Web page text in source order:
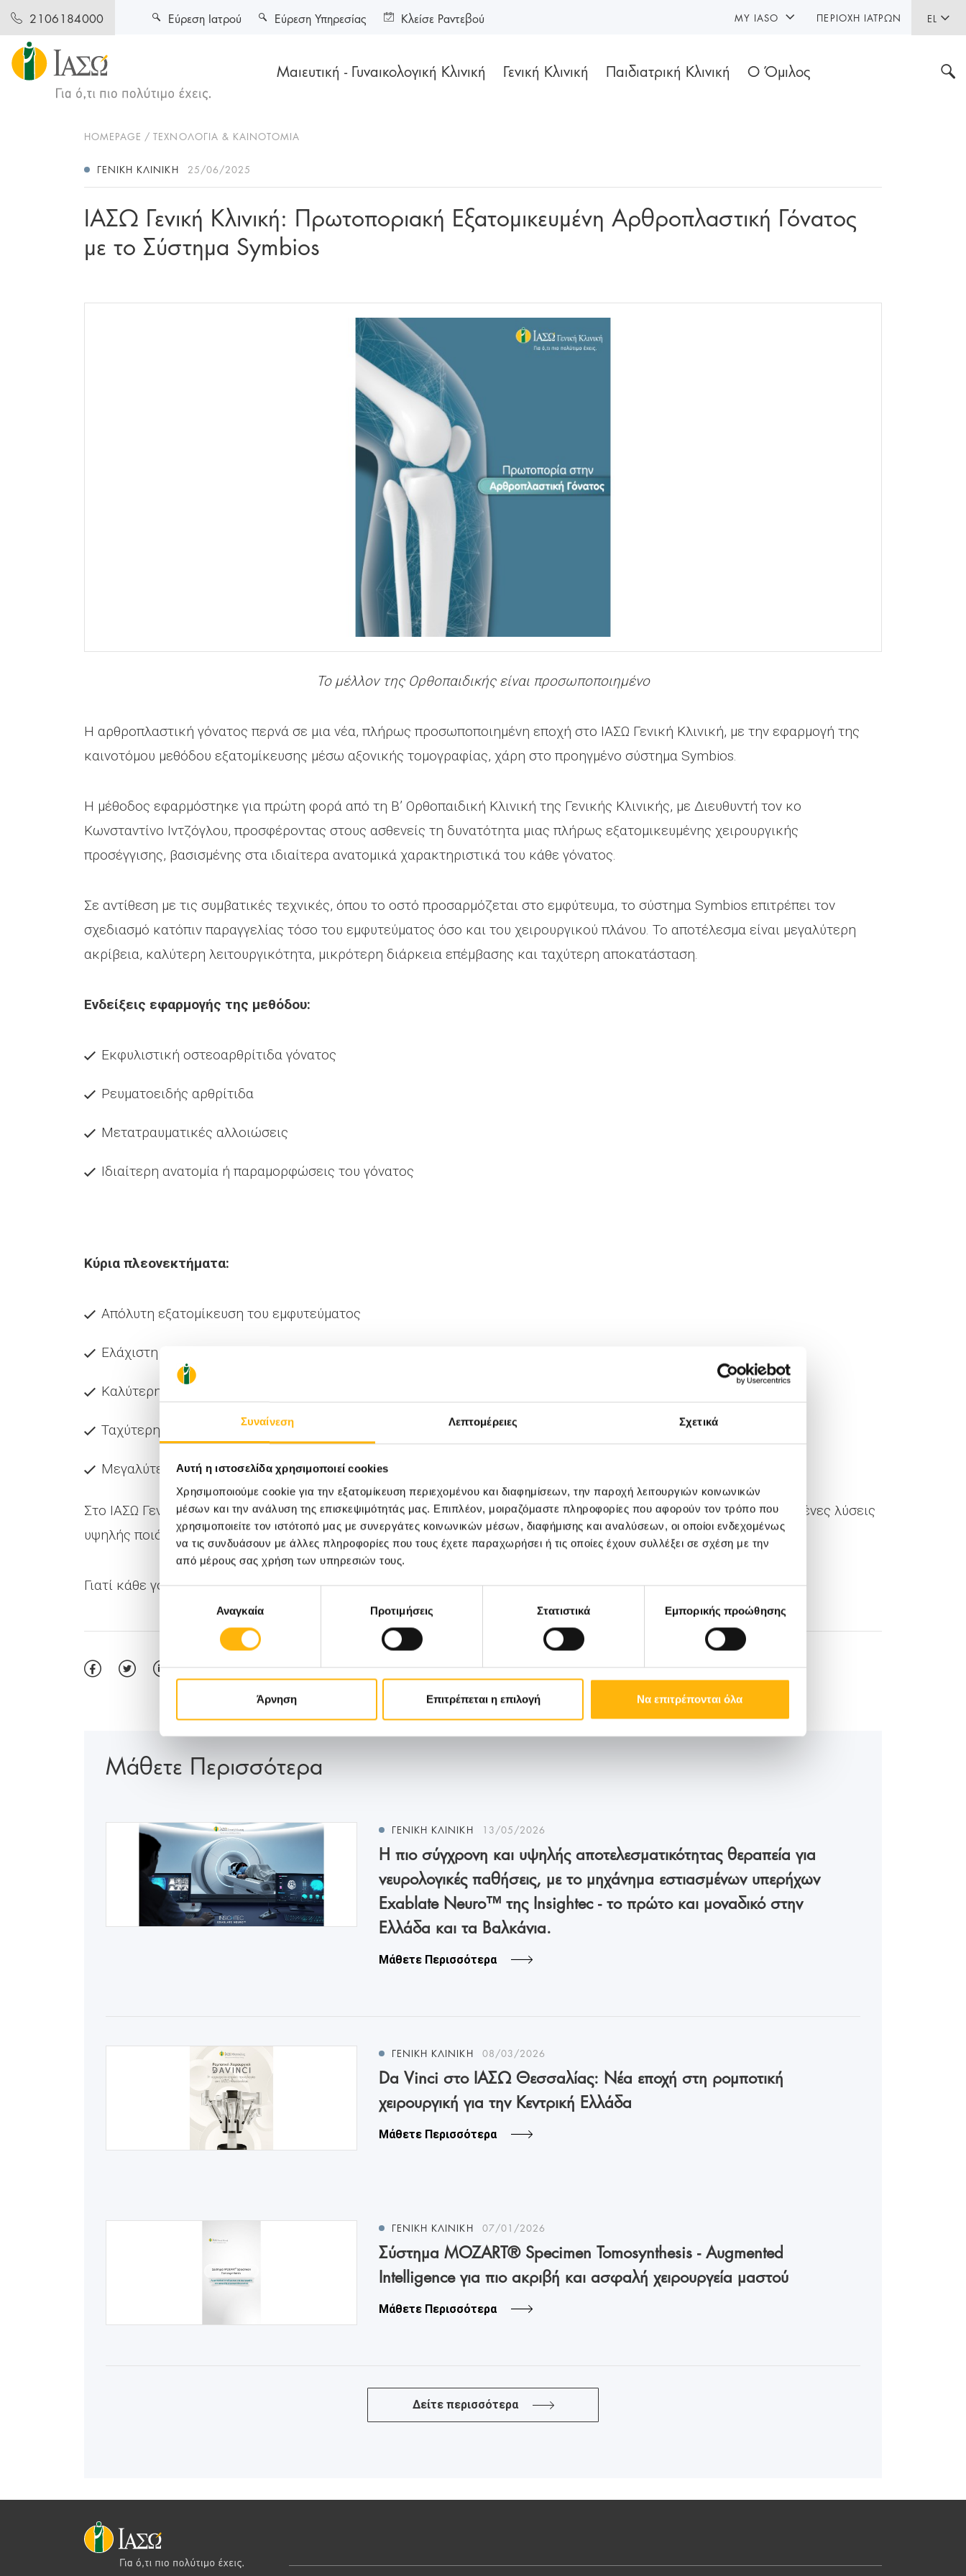
Συναίνεση Λεπτομέρειες Σχετικά
Αυτή η ιστοσελίδα χρησιμοποιεί cookies
Χρησιμοποιούμε cookie για την εξατομίκευση περιεχομένου και διαφημίσεων, την παροχή λειτουργιών κοινωνικών
μέσων και την ανάλυση της επισκεψιμότητάς μας. Επιπλέον, μοιραζόμαστε πληροφορίες που αφορούν τον τρόπο που
χρησιμοποιείτε τον ιστότοπό μας με συνεργάτες κοινωνικών μέσων, διαφήμισης και αναλύσεων, οι οποίοι ενδεχομένως
να τις συνδυάσουν με άλλες πληροφορίες που τους έχετε παραχωρήσει ή τις οποίες έχουν συλλέξει σε σχέση με την
από μέρους σας χρήση των υπηρεσιών τους.
Επιλογή
συγκατάθεσηςΑναγκαία Προτιμήσεις Στατιστικά Εμπορικής προώθησης
Άρνηση Επιτρέπεται η επιλογή Να επιτρέπονται όλα
2106184000 EL
Μαιευτική - Γυναικολογική Κλινική Γενική Κλινική Παιδιατρική Κλινική Ο Όμιλος
Εύρεση Ιατρού Εύρεση Υπηρεσίας Κλείσε Ραντεβού MY IASO ΠΕΡΙΟΧΉ ΙΑΤΡΏΝ
HOMEPAGE ΤΕΧΝΟΛΟΓΙΑ & ΚΑΙΝΟΤΟΜΙΑ
ΓΕΝΙΚΉ ΚΛΙΝΙΚΉ 25/06/2025
ΙΑΣΩ Γενική Κλινική: Πρωτοποριακή Εξατομικευμένη Αρθροπλαστική Γόνατος
με το Σύστημα Symbios
Το μέλλον της Ορθοπαιδικής είναι προσωποποιημένο
Η αρθροπλαστική γόνατος περνά σε μια νέα, πλήρως προσωποποιημένη εποχή στο ΙΑΣΩ Γενική Κλινική, με την εφαρμογή της
καινοτόμου μεθόδου εξατομίκευσης μέσω αξονικής τομογραφίας, χάρη στο προηγμένο σύστημα Symbios.
Η μέθοδος εφαρμόστηκε για πρώτη φορά από τη Β’ Ορθοπαιδική Κλινική της Γενικής Κλινικής, με Διευθυντή τον κο
Κωνσταντίνο Ιντζόγλου, προσφέροντας στους ασθενείς τη δυνατότητα μιας πλήρως εξατομικευμένης χειρουργικής
προσέγγισης, βασισμένης στα ιδιαίτερα ανατομικά χαρακτηριστικά του κάθε γόνατος.
Σε αντίθεση με τις συμβατικές τεχνικές, όπου το οστό προσαρμόζεται στο εμφύτευμα, το σύστημα Symbios επιτρέπει τον
σχεδιασμό κατόπιν παραγγελίας τόσο του εμφυτεύματος όσο και του χειρουργικού πλάνου. Το αποτέλεσμα είναι μεγαλύτερη
ακρίβεια, καλύτερη λειτουργικότητα, μικρότερη διάρκεια επέμβασης και ταχύτερη αποκατάσταση.
Ενδείξεις εφαρμογής της μεθόδου:
Εκφυλιστική οστεοαρθρίτιδα γόνατος
Ρευματοειδής αρθρίτιδα
Μετατραυματικές αλλοιώσεις
Ιδιαίτερη ανατομία ή παραμορφώσεις του γόνατος
Κύρια πλεονεκτήματα:
Απόλυτη εξατομίκευση του εμφυτεύματος
Ελάχιστη απώλεια αίματος
Καλύτερη ευθυγράμμιση και σταθερότητα
Ταχύτερη αποκατάσταση & λιγότερος μετεγχειρητικός πόνος
Μεγαλύτερη διάρκεια ζωής του εμφυτεύματος
Στο ΙΑΣΩ Γενική Κλινική, η τεχνολογία αιχμής συνδυάζεται με την ιατρική ακρίβεια, εξασφαλίζοντας προσωποποιημένες λύσεις
υψηλής ποιότητας για κάθε ασθενή. Επενδύουμε στη γνώση, την εξέλιξη και τον σεβασμό προς τον άνθρωπο.
Γιατί κάθε γόνατο είναι μοναδικό - και έτσι πρέπει να αντιμετωπίζεται.
Μάθετε Περισσότερα
ΓΕΝΙΚΉ ΚΛΙΝΙΚΉ 13/05/2026
Η πιο σύγχρονη και υψηλής αποτελεσματικότητας θεραπεία για
νευρολογικές παθήσεις, με το μηχάνημα εστιασμένων υπερήχων
Exablate Neuro™ της Insightec - το πρώτο και μοναδικό στην
Ελλάδα και τα Βαλκάνια.
Μάθετε Περισσότερα
ΓΕΝΙΚΉ ΚΛΙΝΙΚΉ 08/03/2026
Da Vinci στο ΙΑΣΩ Θεσσαλίας: Νέα εποχή στη ρομποτική
χειρουργική για την Κεντρική Ελλάδα
Μάθετε Περισσότερα
ΓΕΝΙΚΉ ΚΛΙΝΙΚΉ 07/01/2026
Σύστημα MOZART® Specimen Tomosynthesis - Augmented
Intelligence για πιο ακριβή και ασφαλή χειρουργεία μαστού
Μάθετε Περισσότερα
Δείτε περισσότερα